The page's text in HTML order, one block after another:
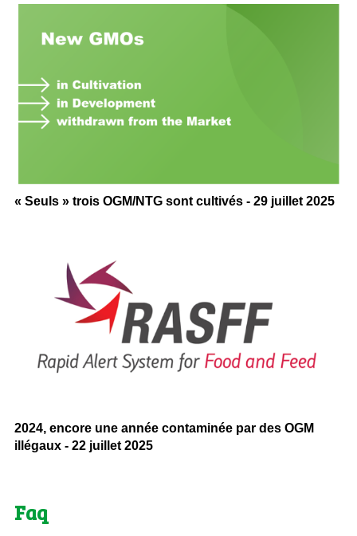
« Seuls » trois OGM/NTG sont cultivés - 29 juillet 2025
2024, encore une année contaminée par des OGM
illégaux - 22 juillet 2025
Faq